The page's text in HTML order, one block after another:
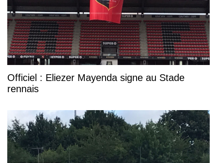
Officiel : Eliezer Mayenda signe au Stade
rennais